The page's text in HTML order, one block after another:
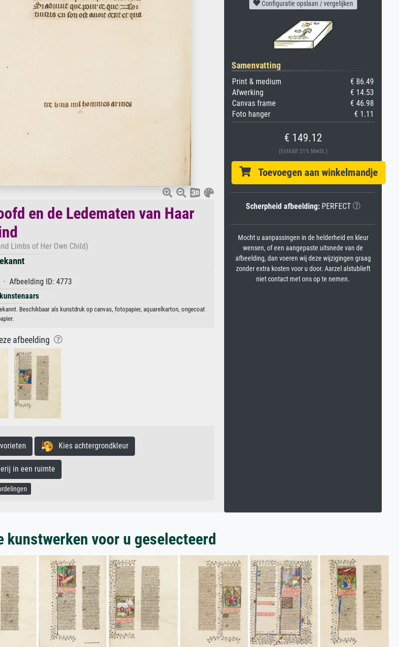
en de Ledematen van Haar
Limbs of Her Own Child)
Afbeelding ID: 4773
Beschikbaar als kunstdruk op canvas, fotopapier, aquarelkarton, ongecoat
afbeelding
Kies achtergrondkleur
in een ruimte
Configuratie opslaan / vergelijken
Samenvatting
Print & medium
€ 86.49
Afwerking
€ 14.53
Canvas frame
€ 46.98
Foto hanger
€ 1.11
€ 149.12
(Enthält 21% MwSt.)
Toevoegen aan winkelmandje
Scherpheid afbeelding:PERFECT
Mocht u aanpassingen in de helderheid en kleur
wensen, of een aangepaste uitsnede van de
afbeelding, dan voeren wij deze wijzigingen graag
zonder extra kosten voor u door. Aarzel alstublieft
niet contact met ons op te nemen.
kunstwerken voor u geselecteerd